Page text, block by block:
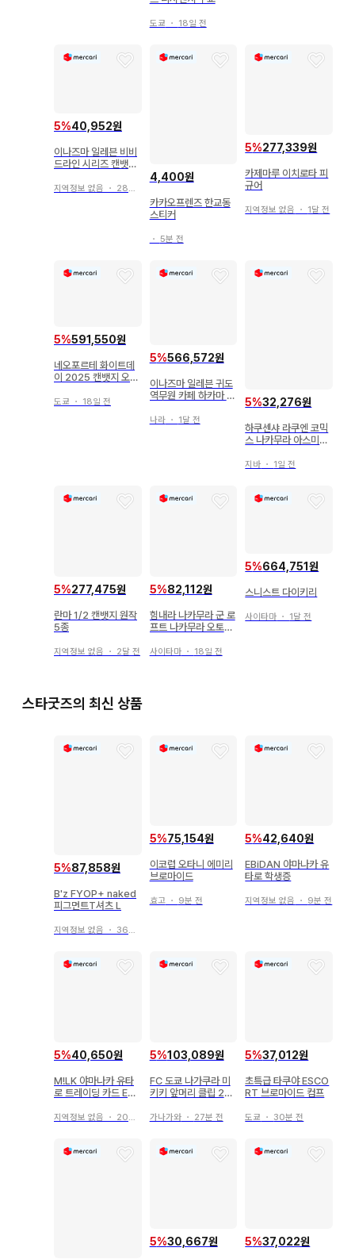
도쿄 ・ 18일 전
5%40,952원
이나즈마 일레븐 비비
드라인 시리즈 캔뱃지
마사키
지역정보 없음 ・ 28일 전
4,400원
카카오프렌즈 한교동
스티커
・ 5분 전
5%277,339원
카제마루 이치로타 피
규어
지역정보 없음 ・ 1달 전
5%591,550원
네오포르테 화이트데
이 2025 캔뱃지 오니
도쿄 ・ 18일 전
5%566,572원
이나즈마 일레븐 귀도
역무원 카페 하카마 탁
나라・ 1달 전
5%32,276원
하쿠센샤 라쿠엔 코믹
스 나카무라 아스미코
지바 ・ 1일 전
5%277,475원
란마 1/2 캔뱃지 원작
5종
지역정보 없음 ・ 2달 전
5%82,112원
힘내라 나카무라 군 로
프트 나카무라 오토히
캔뱃지 회장 한정판
사이타마・ 18일 전
5%664,751원
스니스트 다이키리
사이타마 ・ 1달 전
스타굿즈의 최신 상품
5%87,858원
B'z FYOP+ naked
피그먼트T셔츠 L
지역정보 없음 ・ 36초 전
5%75,154원
이코럽 오타니 에미리
브로마이드
효고・ 9분 전
5%42,640원
EBiDAN 야마나카 유
타로 학생증
지역정보 없음 ・ 9분 전
5%40,650원
M!LK 야마나카 유타
로 트레이딩 카드 EBi
E
지역정보 없음 ・ 20분 전
5%103,089원
FC 도쿄 나가쿠라 미
키키 앞머리 클립 2개
가나가와・ 27분 전
5%37,012원
초특급 타쿠야 ESCO
RT 브로마이드 컴프
도쿄 ・ 30분 전
5%30,667원 5%37,022원